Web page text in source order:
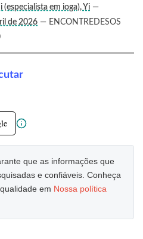
(especialista em ioga), Yi —
de 2026 — ENCONTREDESOS
que as informações que
e confiáveis. Conheça
em Nossa política